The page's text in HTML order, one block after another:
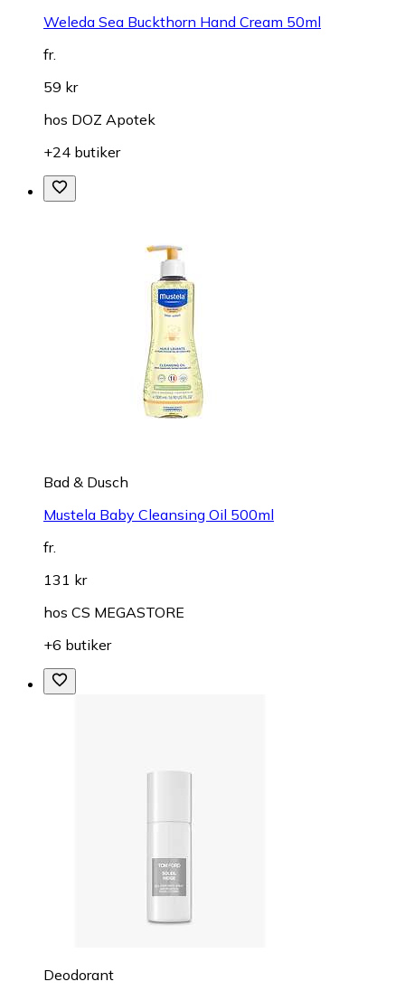
Weleda Sea Buckthorn Hand Cream 50ml
fr.
59 kr
hos DOZ Apotek
+24 butiker
Bad & Dusch
Mustela Baby Cleansing Oil 500ml
fr.
131 kr
hos CS MEGASTORE
+6 butiker
Deodorant